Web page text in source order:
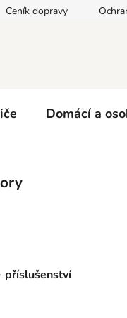
Ceník dopravy
Domácí a
příslušenství